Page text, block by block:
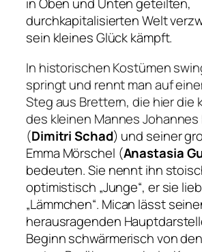
in Oben und Unten geteilten,
durchkapitalisierten Welt
sein kleines Glück kämpft.
In historischen Kostümen
springt und rennt man auf
Steg aus Brettern, die hier die
des kleinen Mannes
(Dimitri Schad) und seiner
Emma Mörschel (Anastasia
bedeuten. Sie nennt ihn
optimistisch „Junge“, er sie
„Lämmchen“. Mican lässt
herausragenden
Beginn schwärmerisch von